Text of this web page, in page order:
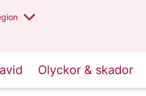
Olyckor & skador